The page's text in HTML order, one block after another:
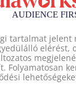
tartalmat jelent
elérést,
Folyamatosan